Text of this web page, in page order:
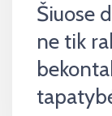
Šiuose
ne tik